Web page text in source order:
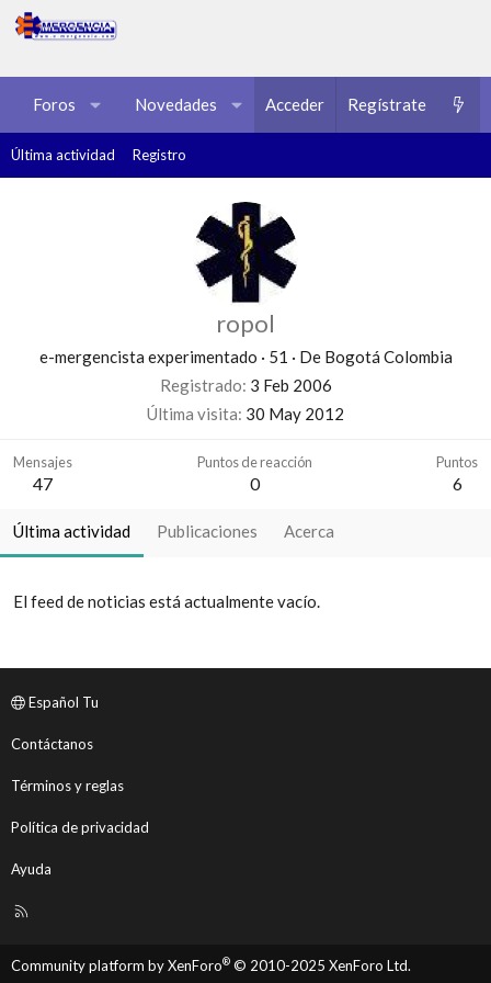
Foros Novedades Multimedia Recursos
Acceder Regístrate
Última actividad Registro
ropol
e-mergencista experimentado · 51 · De Bogotá Colombia
Registrado 3 Feb 2006
Última visita 30 May 2012
Mensajes
47
Puntos de reacción
0
Puntos
6
Última actividad Publicaciones Acerca
El feed de noticias está actualmente vacío.
Español Tu
Contáctanos
Términos y reglas
Política de privacidad
Ayuda
R
Community platform by XenForo® © 2010-2025 XenForo Ltd.